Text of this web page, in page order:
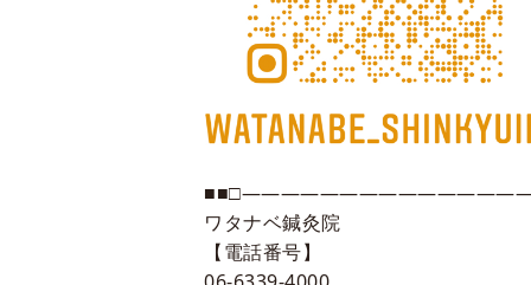
ワタナベ鍼灸院
【電話番号】